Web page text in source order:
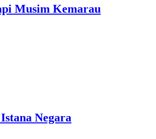
Musim Kemarau
Negara